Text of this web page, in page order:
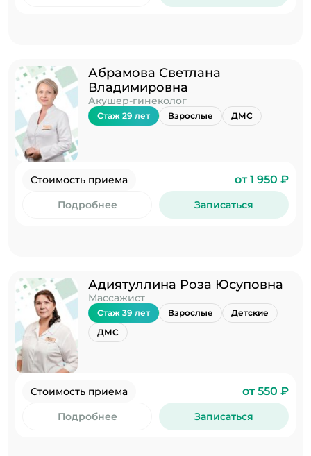
Абрамова Светлана
Владимировна
Акушер-гинеколог
Стаж 29 лет Взрослые ДМС
Стоимость приема от 1 950 ₽
Подробнее Записаться
Адиятуллина Роза Юсуповна
Массажист
Стаж 39 лет Взрослые
Детские
ДМС
Стоимость приема от 550 ₽
Подробнее Записаться